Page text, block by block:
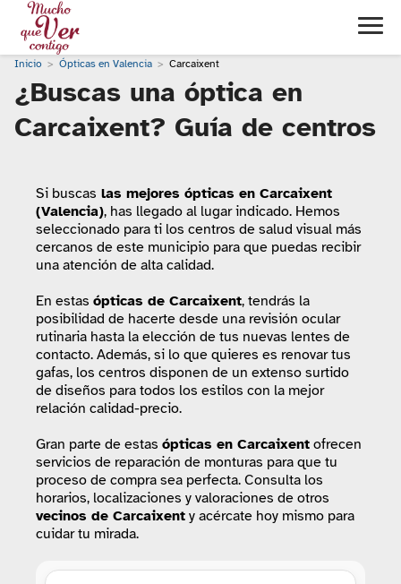
Inicio Ópticas en Valencia Carcaixent
¿Buscas una óptica en
Carcaixent? Guía de centros
Si buscas las mejores ópticas en Carcaixent
(Valencia), has llegado al lugar indicado. Hemos
seleccionado para ti los centros de salud visual más
cercanos de este municipio para que puedas recibir
una atención de alta calidad.
En estas ópticas de Carcaixent, tendrás la
posibilidad de hacerte desde una revisión ocular
rutinaria hasta la elección de tus nuevas lentes de
contacto. Además, si lo que quieres es renovar tus
gafas, los centros disponen de un extenso surtido
de diseños para todos los estilos con la mejor
relación calidad-precio.
Gran parte de estas ópticas en Carcaixent ofrecen
servicios de reparación de monturas para que tu
proceso de compra sea perfecta. Consulta los
horarios, localizaciones y valoraciones de otros
vecinos de Carcaixent y acércate hoy mismo para
cuidar tu mirada.